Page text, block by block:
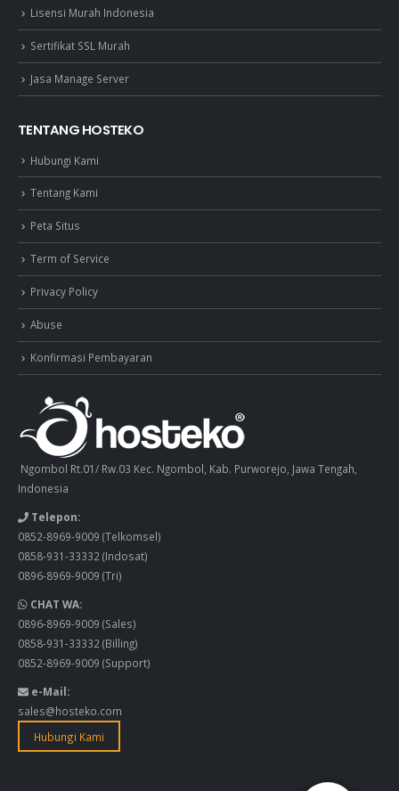
Lisensi Murah Indonesia
Sertifikat SSL Murah
Jasa Manage Server
TENTANG HOSTEKO
Hubungi Kami
Tentang Kami
Peta Situs
Term of Service
Privacy Policy
Abuse
Konfirmasi Pembayaran
Ngombol Rt.01/ Rw.03 Kec. Ngombol, Kab. Purworejo, Jawa Tengah,
Indonesia
Telepon:
0852-8969-9009 (Telkomsel)
0858-931-33332(Indosat)
0896-8969-9009 (Tri)
CHAT WA:
0896-8969-9009 (Sales)
0858-931-33332(Billing)
0852-8969-9009 (Support)
e-Mail:
sales@hosteko.com
Hubungi Kami